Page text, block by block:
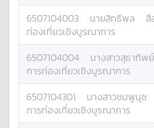
6507104003 นายสิทธิพล สี
ท่องเที่ยวเชิงบูรณาการ
6507104004 นางสาวสุธาทิพย์
การท่องเที่ยวเชิงบูรณาการ
6507104301 นางสาวชมพูนุช
การท่องเที่ยวเชิงบูรณาการ